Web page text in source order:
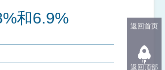
和6.9% 返回首页
返回顶部